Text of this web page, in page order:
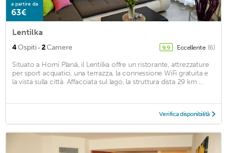
a partire da
63€
Lentilka
4Ospiti · 2Camere 9,9 Eccellente (6)
Situato a Horní Planá, il Lentilka offre un ristorante, attrezzature
per sport acquatici, una terrazza, la connessione WiFi gratuita e
la vista sulla città. Affacciata sul lago, la struttura dista 29 km ...
Verifica disponibilità